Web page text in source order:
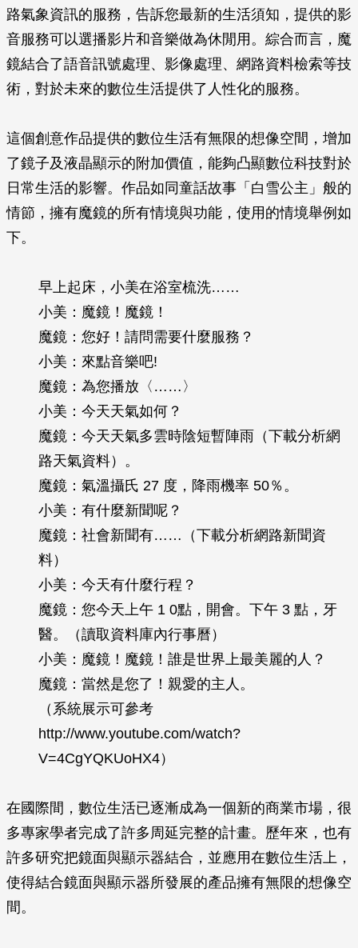
路氣象資訊的服務，告訴您最新的生活須知，提供的影
音服務可以選播影片和音樂做為休閒用。綜合而言，魔
鏡結合了語音訊號處理、影像處理、網路資料檢索等技
術，對於未來的數位生活提供了人性化的服務。
這個創意作品提供的數位生活有無限的想像空間，增加
了鏡子及液晶顯示的附加價值，能夠凸顯數位科技對於
日常生活的影響。作品如同童話故事「白雪公主」般的
情節，擁有魔鏡的所有情境與功能，使用的情境舉例如
下。
早上起床，小美在浴室梳洗……
小美：魔鏡！魔鏡！
魔鏡：您好！請問需要什麼服務？
小美：來點音樂吧!
魔鏡：為您播放〈……〉
小美：今天天氣如何？
魔鏡：今天天氣多雲時陰短暫陣雨（下載分析網
路天氣資料）。
魔鏡：氣溫攝氏 27 度，降雨機率 50％。
小美：有什麼新聞呢？
魔鏡：社會新聞有……（下載分析網路新聞資
料）
小美：今天有什麼行程？
魔鏡：您今天上午 1 0點，開會。下午 3 點，牙
醫。（讀取資料庫內行事曆）
小美：魔鏡！魔鏡！誰是世界上最美麗的人？
魔鏡：當然是您了！親愛的主人。
（系統展示可參考
http://www.youtube.com/watch?
V=4CgYQKUoHX4）
在國際間，數位生活已逐漸成為一個新的商業市場，很
多專家學者完成了許多周延完整的計畫。歷年來，也有
許多研究把鏡面與顯示器結合，並應用在數位生活上，
使得結合鏡面與顯示器所發展的產品擁有無限的想像空
間。